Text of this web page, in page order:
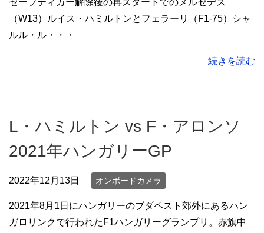
（W13）ルイス・ハミルトンとフェラーリ（F1-75）シャ
ルル・ル・・・
続きを読む
L・ハミルトン vs F・アロンソ
2021年ハンガリーGP
2022年12月13日 オンボードカメラ
2021年8月1日にハンガリーのブダペスト郊外にあるハン
ガロリンクで行われたF1ハンガリーグランプリ。赤旗中